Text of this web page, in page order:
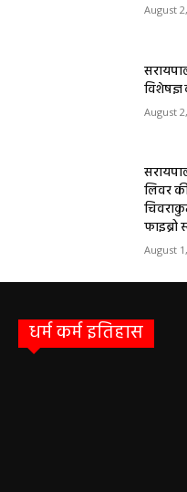
August
August
लिवर
फाइब्रो
August
धर्म कर्म इतिहास